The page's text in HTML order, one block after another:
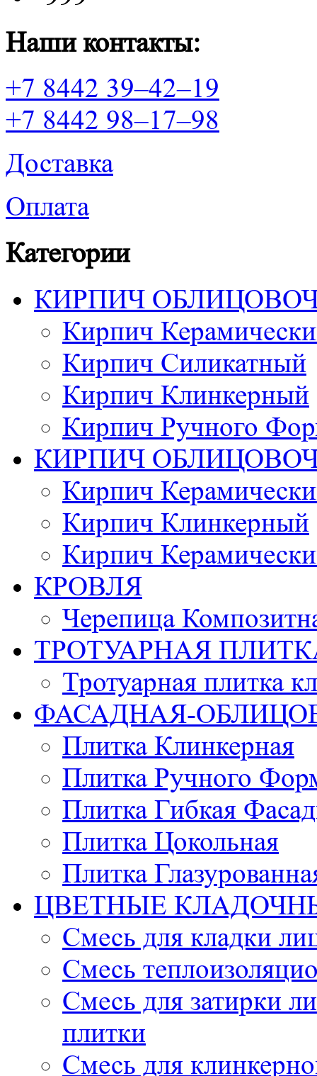
Наши контакты:
+7 8442 39–42–19
+7 8442 98–17–98
Доставка
Оплата
Категории
КИРПИЧ
Кирпич
Кирпич Силикатный
Кирпич Клинкерный
Кирпич Ручного
КИРПИЧ
Кирпич
Кирпич Клинкерный
Кирпич
КРОВЛЯ
Черепица
ТРОТУАРНАЯ
Тротуарная плитка
ФАСАДНАЯ-
Плитка Клинкерная
Плитка Ручного
Плитка Гибкая
Плитка Цокольная
Плитка
ЦВЕТНЫЕ
Смесь для кладки
Смесь
Смесь для затирки
плитки
Смесь для